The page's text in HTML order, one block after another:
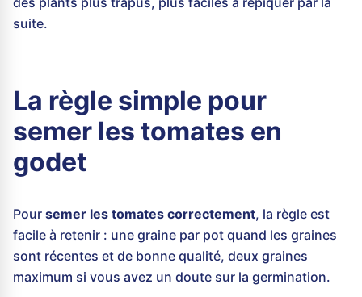
suite.
La règle simple pour
semer les tomates en
godet
Pour semer les tomates correctement, la règle est
facile à retenir : une graine par pot quand les graines
sont récentes et de bonne qualité, deux graines
maximum si vous avez un doute sur la germination.